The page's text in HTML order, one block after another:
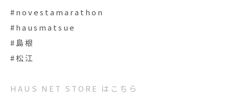
#novestamarathon
#hausmatsue
#島根
#松江
HAUS NET STORE はこちら